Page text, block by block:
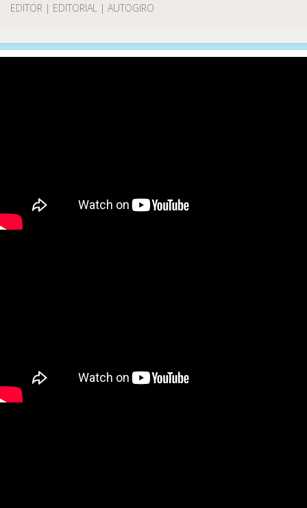
EDITOR | EDITORIAL | AUTOGIRO